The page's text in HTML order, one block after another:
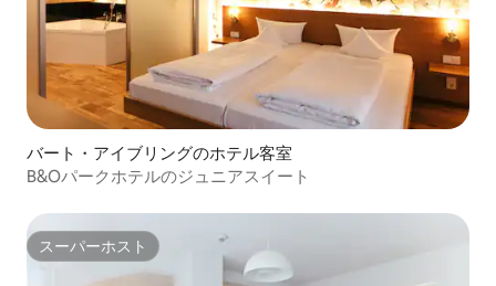
バート・アイブリングのホテル客室
B&Oパークホテルのジュニアスイート
スーパーホスト
スーパーホスト